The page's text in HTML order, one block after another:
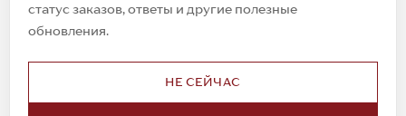
статус заказов, ответы и другие полезные
обновления.
НЕ СЕЙЧАС
© 2023. AIT Shoes
Все права защищены